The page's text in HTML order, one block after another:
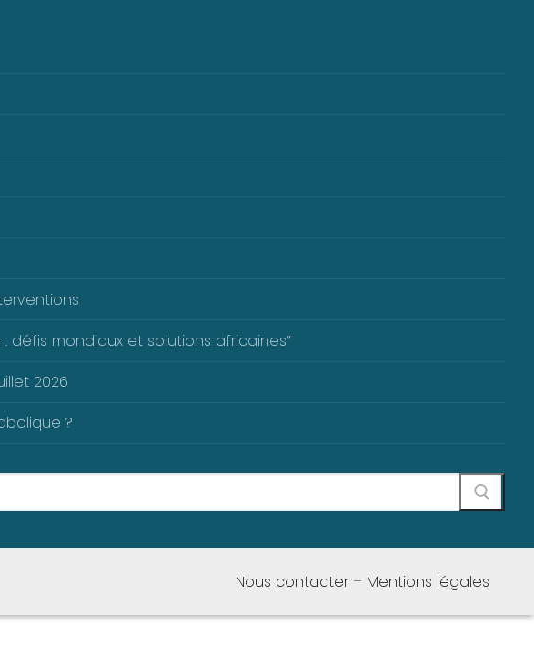
: défis mondiaux et solutions africaines”
2026
?
Nous contacter – Mentions légales